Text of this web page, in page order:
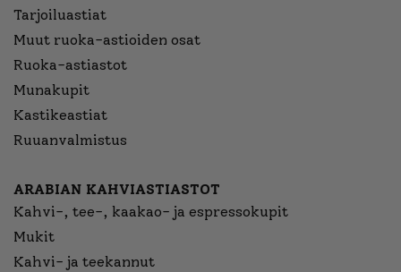
Tarjoiluastiat
Muut ruoka-astioiden osat
Ruoka-astiastot
Munakupit
Kastikeastiat
Ruuanvalmistus
ARABIAN KAHVIASTIASTOT
Kahvi-, tee-, kaakao- ja espressokupit
Mukit
Kahvi- ja teekannut